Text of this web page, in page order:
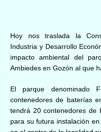
Hoy nos traslada la
Industria y Desarrollo
impacto ambiental del
Ambiedes en Gozón al que
El parque denominado
contenedores de baterías
tendrá 20 contenedores de
para su futura instalación